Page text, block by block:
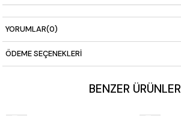
YORUMLAR(0)
ÖDEME SEÇENEKLERI
BENZER ÜRÜNLER